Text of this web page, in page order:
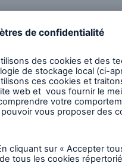
Une brumisation
inappropriés
composants
Les signes
❌ Décoloration
❌ Surfaces